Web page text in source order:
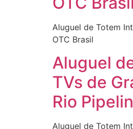
Aluguel de Totem
OTC Brasil
Aluguel
TVs de
Rio
Aluguel de Totem